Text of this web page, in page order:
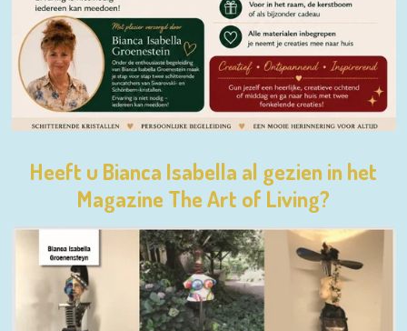
Heeft u Bianca Isabella al gezien in het
Magazine The Art of Living?